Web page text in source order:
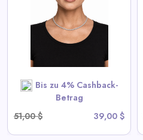
Bis zu 4% Cashback-
Betrag
51,00 $
39,00 $
5mm Eiskalter CZ Tennis Kette
View All Miles Deals